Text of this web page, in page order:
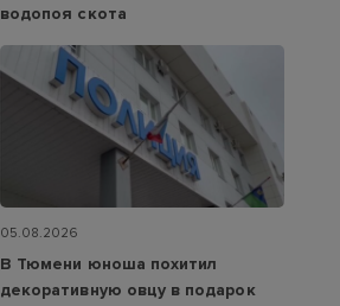
водопоя скота
05.08.2026
В Тюмени юноша похитил
декоративную овцу в подарок